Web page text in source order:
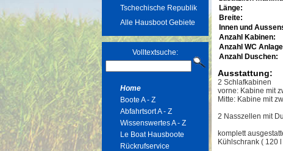
Tschechische Republik
Alle Hausboot Gebiete
Volltextsuche:
Home
Boote A - Z
Abfahrtsort A - Z
Wissenswertes A - Z
Le Boat Hausboote
Rückrufservice
Länge:
Breite:
Innen und
Anzahl Kabinen:
Anzahl WC
Anzahl Duschen:
Ausstattung:
2 Schlafkabinen
vorne: Kabine mit
Mitte: Kabine mit
2 Nasszellen mit
komplett
Kühlschrank ( 120 l